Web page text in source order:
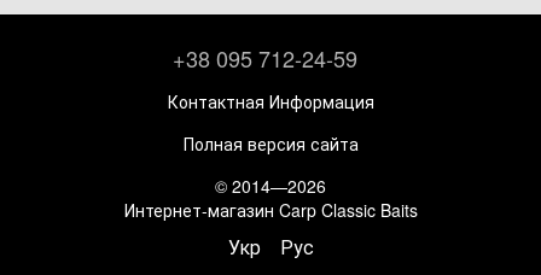
+38 095 712-24-59
Контактная Информация
Полная версия сайта
© 2014—2026
Интернет-магазин Carp Classic Baits
Укр Рус